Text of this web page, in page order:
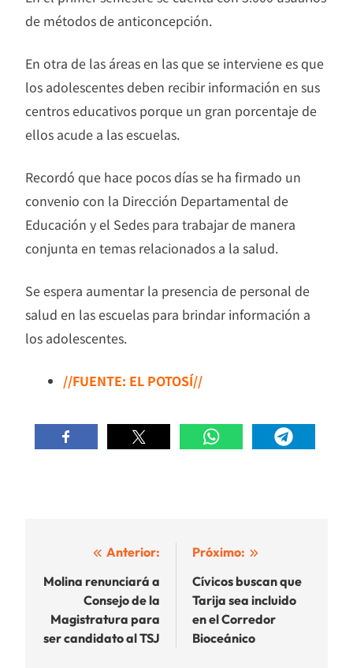
de métodos de anticoncepción.
En otra de las áreas en las que se interviene es que
los adolescentes deben recibir información en sus
centros educativos porque un gran porcentaje de
ellos acude a las escuelas.
Recordó que hace pocos días se ha firmado un
convenio con la Dirección Departamental de
Educación y el Sedes para trabajar de manera
conjunta en temas relacionados a la salud.
Se espera aumentar la presencia de personal de
salud en las escuelas para brindar información a
los adolescentes.
//FUENTE: EL POTOSÍ//
Navegación
de
entradas
Anterior:
Molina renunciará a
Consejo de la
Magistratura para
ser candidato al TSJ
Próximo:
Cívicos buscan que
Tarija sea incluido
en el Corredor
Bioceánico